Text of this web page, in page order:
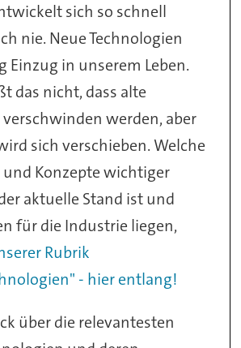
sich so schnell
nie. Neue Technologien
Einzug in unserem Leben.
das nicht, dass alte
werden, aber
sich verschieben. Welche
Konzepte wichtiger
aktuelle Stand ist und
für die Industrie liegen,
Rubrik
- hier entlang!
über die relevantesten